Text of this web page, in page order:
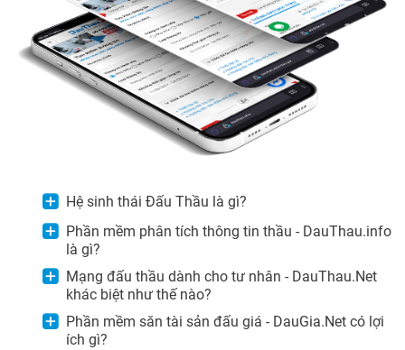
Hệ sinh thái Đấu Thầu là gì?
Phần mềm phân tích thông tin thầu - DauThau.info
là gì?
Mạng đấu thầu dành cho tư nhân - DauThau.Net
khác biệt như thế nào?
Phần mềm săn tài sản đấu giá - DauGia.Net có lợi
ích gì?